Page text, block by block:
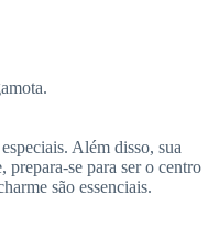
Além disso, sua
prepara-se para ser o centro
são essenciais.